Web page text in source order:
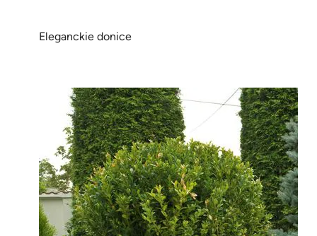
Eleganckie donice